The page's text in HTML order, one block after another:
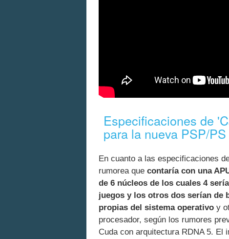
Especificaciones de
para la nueva PSP/
En cuanto a las especificaciones
rumorea que contaría con una
de 6 núcleos de los cuales 4
juegos y los otros dos serían de
propias del sistema operativo y
procesador, según los rumores
Cuda con arquitectura RDNA 5. El